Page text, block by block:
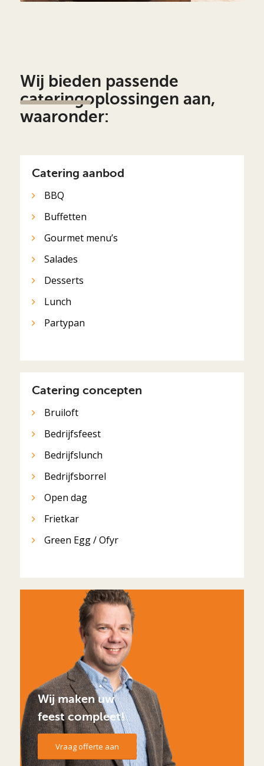
Wij bieden passende
cateringoplossingen aan,
waaronder:
Catering aanbod
BBQ
Buffetten
Gourmet menu’s
Salades
Desserts
Lunch
Partypan
Catering concepten
Bruiloft
Bedrijfsfeest
Bedrijfslunch
Bedrijfsborrel
Open dag
Frietkar
Green Egg / Ofyr
Wij maken uw
feest compleet!
Vraag offerte aan